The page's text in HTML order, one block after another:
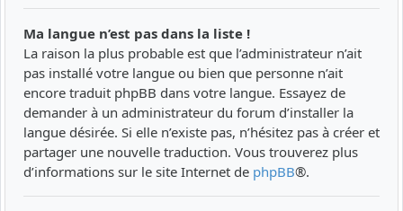
Ma langue n’est pas dans la liste !
La raison la plus probable est que l’administrateur n’ait
pas installé votre langue ou bien que personne n’ait
encore traduit phpBB dans votre langue. Essayez de
demander à un administrateur du forum d’installer la
langue désirée. Si elle n’existe pas, n’hésitez pas à créer et
partager une nouvelle traduction. Vous trouverez plus
d’informations sur le site Internet de phpBB®.